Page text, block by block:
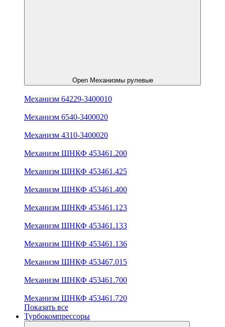
Open Механизмы рулевые
Механизм 64229-3400010
Механизм 6540-3400020
Механизм 4310-3400020
Механизм ШНКФ 453461.200
Механизм ШНКФ 453461.425
Механизм ШНКФ 453461.400
Механизм ШНКФ 453461.123
Механизм ШНКФ 453461.133
Механизм ШНКФ 453461.136
Механизм ШНКФ 453467.015
Механизм ШНКФ 453461.700
Механизм ШНКФ 453461.720
Показать все
Турбокомпрессоры